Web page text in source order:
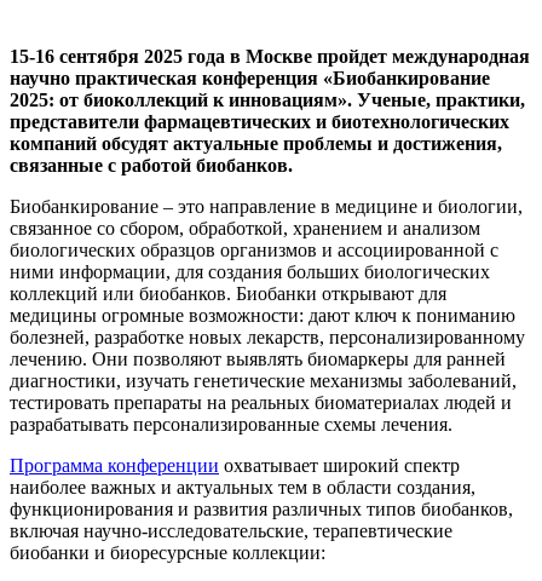
15-16 сентября 2025 года в Москве пройдет международная
научно практическая конференция «Биобанкирование
2025: от биоколлекций к инновациям». Ученые, практики,
представители фармацевтических и биотехнологических
компаний обсудят актуальные проблемы и достижения,
связанные с работой биобанков.
Биобанкирование – это направление в медицине и биологии,
связанное со сбором, обработкой, хранением и анализом
биологических образцов организмов и ассоциированной с
ними информации, для создания больших биологических
коллекций или биобанков. Биобанки открывают для
медицины огромные возможности: дают ключ к пониманию
болезней, разработке новых лекарств, персонализированному
лечению. Они позволяют выявлять биомаркеры для ранней
диагностики, изучать генетические механизмы заболеваний,
тестировать препараты на реальных биоматериалах людей и
разрабатывать персонализированные схемы лечения.
Программа конференции охватывает широкий спектр
наиболее важных и актуальных тем в области создания,
функционирования и развития различных типов биобанков,
включая научно-исследовательские, терапевтические
биобанки и биоресурсные коллекции: